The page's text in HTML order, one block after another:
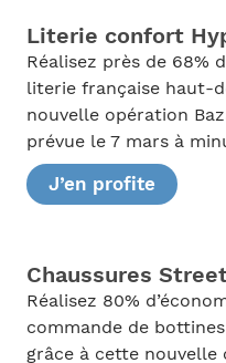
Literie confort
Réalisez près de 68%
literie française haut-
nouvelle opération
prévue le 7 mars à
J’en profite
Chaussures
Réalisez 80%
commande de
grâce à cette nouvelle